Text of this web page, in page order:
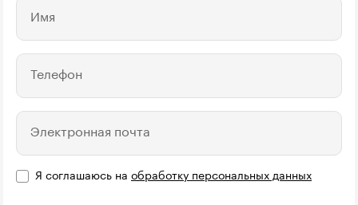
Имя
Телефон
Электронная почта
Я соглашаюсь на обработку персональных данных